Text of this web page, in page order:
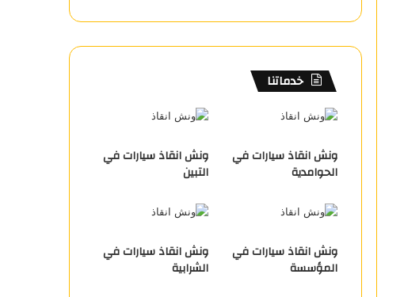
خدماتنا
ونش انقاذ سيارات في
الحوامدية
ونش انقاذ سيارات في
التبين
ونش انقاذ سيارات في
المؤسسة
ونش انقاذ سيارات في
الشرابية